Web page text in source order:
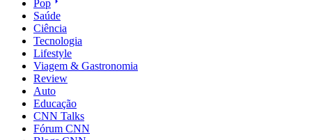
Pop
Saúde
Ciência
Tecnologia
Lifestyle
Viagem & Gastronomia
Review
Auto
Educação
CNN Talks
Fórum CNN